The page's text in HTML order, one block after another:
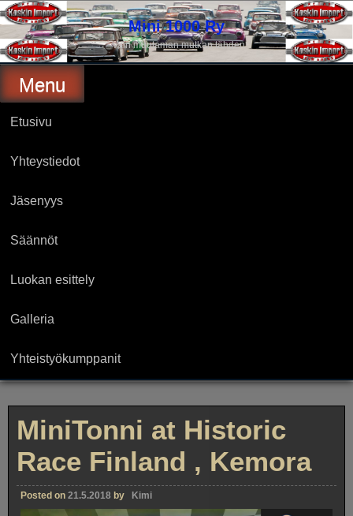
Skip
to
content
Mini 1000 Ry
Vain muutaman mutkan tähden
Menu
Etusivu
Yhteystiedot
Jäsenyys
Säännöt
Luokan esittely
Galleria
Yhteistyökumppanit
MiniTonni at Historic
Race Finland , Kemora
Posted on 21.5.2018 by Kimi